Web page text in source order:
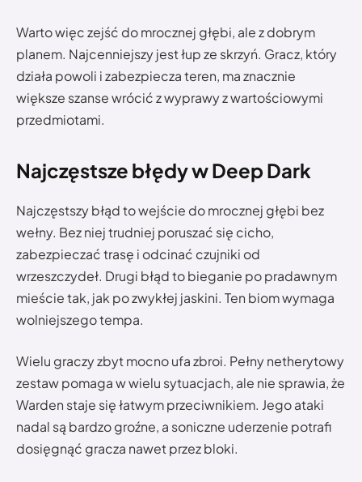
Warto więc zejść do mrocznej głębi, ale z dobrym
planem. Najcenniejszy jest łup ze skrzyń. Gracz, który
działa powoli i zabezpiecza teren, ma znacznie
większe szanse wrócić z wyprawy z wartościowymi
przedmiotami.
Najczęstsze błędy w Deep Dark
Najczęstszy błąd to wejście do mrocznej głębi bez
wełny. Bez niej trudniej poruszać się cicho,
zabezpieczać trasę i odcinać czujniki od
wrzeszczydeł. Drugi błąd to bieganie po pradawnym
mieście tak, jak po zwykłej jaskini. Ten biom wymaga
wolniejszego tempa.
Wielu graczy zbyt mocno ufa zbroi. Pełny netherytowy
zestaw pomaga w wielu sytuacjach, ale nie sprawia, że
Warden staje się łatwym przeciwnikiem. Jego ataki
nadal są bardzo groźne, a soniczne uderzenie potrafi
dosięgnąć gracza nawet przez bloki.